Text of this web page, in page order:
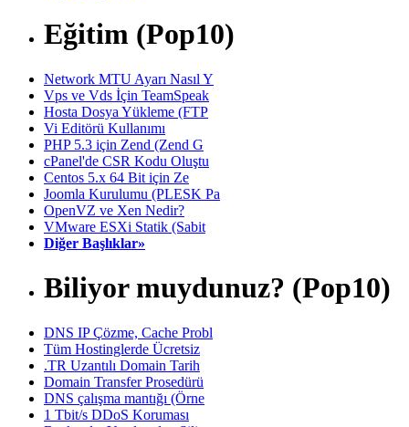
Eğitim (Pop10)
Network MTU Ayarı Nasıl Y
Vps ve Vds İçin TeamSpeak
Hosta Dosya Yükleme (FTP
Vi Editörü Kullanımı
PHP 5.3 için Zend (Zend G
cPanel'de CSR Kodu Oluştu
Centos 5.x 64 Bit için Ze
Joomla Kurulumu (PLESK Pa
OpenVZ ve Xen Nedir?
VMware ESXi Statik (Sabit
Diğer Başlıklar»
Biliyor muydunuz? (Pop10)
DNS IP Çözme, Cache Probl
Tüm Hostinglerde Ücretsiz
.TR Uzantılı Domain Tarih
Domain Transfer Prosedürü
DNS çalışma mantığı (Örne
1 Tbit/s DDoS Koruması